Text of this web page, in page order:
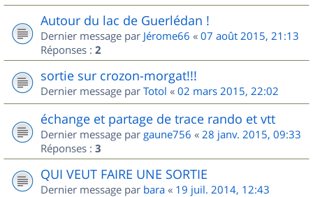
Autour du lac de Guerlédan !
Dernier message par Jérome66 « 07 août 2015, 21:13
Réponses : 2
sortie sur crozon-morgat!!!
Dernier message par Totol « 02 mars 2015, 22:02
échange et partage de trace rando et vtt
Dernier message par gaune756 « 28 janv. 2015, 09:33
Réponses : 3
QUI VEUT FAIRE UNE SORTIE
Dernier message par bara « 19 juil. 2014, 12:43